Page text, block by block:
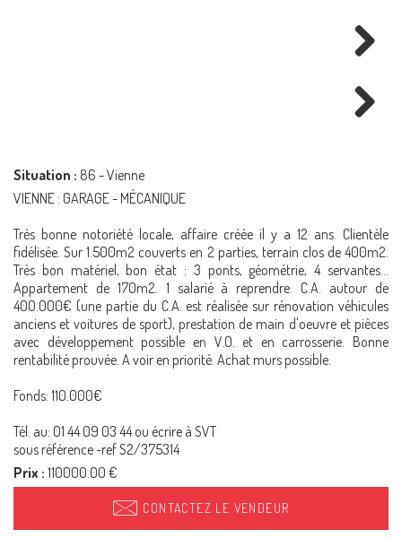
Situation : 86 - Vienne
VIENNE : GARAGE - MÉCANIQUE
Très bonne notoriété locale, affaire créée il y a 12 ans. Clientèle
fidélisée. Sur 1.500m2 couverts en 2 parties, terrain clos de 400m2.
Très bon matériel, bon état : 3 ponts, géométrie, 4 servantes...
Appartement de 170m2. 1 salarié à reprendre. C.A. autour de
400.000€ (une partie du C.A. est réalisée sur rénovation véhicules
anciens et voitures de sport), prestation de main d'oeuvre et pièces
avec développement possible en V.O. et en carrosserie. Bonne
rentabilité prouvée. A voir en priorité. Achat murs possible.
Fonds: 110.000€
Tél. au: 01 44 09 03 44 ou écrire à SVT
sous référence -ref S2/375314
Prix : 110000.00 €
CONTACTEZ LE VENDEUR